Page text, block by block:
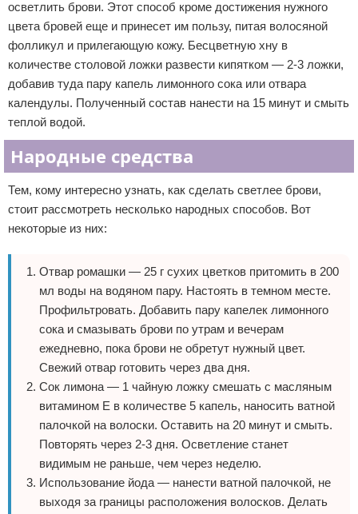
осветлить брови. Этот способ кроме достижения нужного
цвета бровей еще и принесет им пользу, питая волосяной
фолликул и прилегающую кожу. Бесцветную хну в
количестве столовой ложки развести кипятком — 2-3 ложки,
добавив туда пару капель лимонного сока или отвара
календулы. Полученный состав нанести на 15 минут и смыть
теплой водой.
Народные средства
Тем, кому интересно узнать, как сделать светлее брови,
стоит рассмотреть несколько народных способов. Вот
некоторые из них:
Отвар ромашки — 25 г сухих цветков притомить в 200
мл воды на водяном пару. Настоять в темном месте.
Профильтровать. Добавить пару капелек лимонного
сока и смазывать брови по утрам и вечерам
ежедневно, пока брови не обретут нужный цвет.
Свежий отвар готовить через два дня.
Сок лимона — 1 чайную ложку смешать с масляным
витамином Е в количестве 5 капель, наносить ватной
палочкой на волоски. Оставить на 20 минут и смыть.
Повторять через 2-3 дня. Осветление станет
видимым не раньше, чем через неделю.
Использование йода — нанести ватной палочкой, не
выходя за границы расположения волосков. Делать